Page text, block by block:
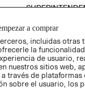
COMERCIO - SIC
PETICIONES
QUEJAS Y
RECLAMOS
a comprar
incluidas otras
la
de usuario,
nuestros sitios web,
través de plataformas
sobre el usuario, los